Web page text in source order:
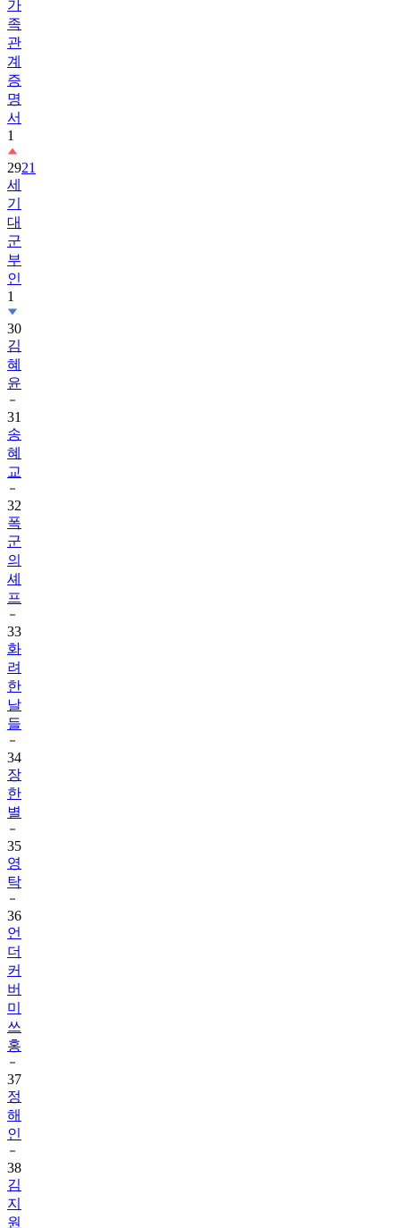
가
족
관
계
증
명
서
1
2921
세
기
대
군
부
인
1
30
김
혜
윤
31
송
혜
교
32
폭
군
의
셰
프
33
화
려
한
날
들
34
장
한
별
35
영
탁
36
언
더
커
버
미
쓰
홍
37
정
해
인
38
김
지
원